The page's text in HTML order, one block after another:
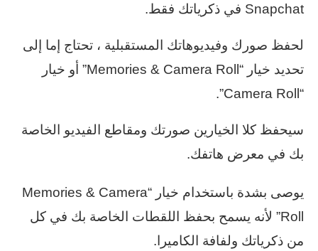
Snapchat في ذكرياتك فقط.
لحفظ صورك وفيديوهاتك المستقبلية ، تحتاج إما إلى
تحديد خيار “Memories & Camera Roll” أو خيار
“Camera Roll”.
سيحفظ كلا الخيارين صورتك ومقاطع الفيديو الخاصة
بك في معرض هاتفك.
يوصى بشدة باستخدام خيار “Memories & Camera
Roll” لأنه يسمح بحفظ اللقطات الخاصة بك في كل
من ذكرياتك ولفافة الكاميرا.